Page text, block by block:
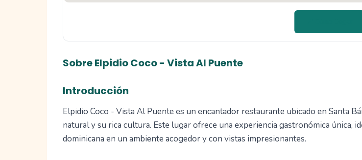
Sobre Elpidio Coco - Vista Al Puente
Introducción
Elpidio Coco - Vista Al Puente es un encantador restaurante ubicado en Santa
natural y su rica cultura. Este lugar ofrece una experiencia gastronómica única,
dominicana en un ambiente acogedor y con vistas impresionantes.